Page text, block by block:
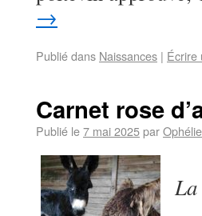
→
Publié dans Naissances | Écrire
Carnet rose
Publié le7 mai 2025parOphélie